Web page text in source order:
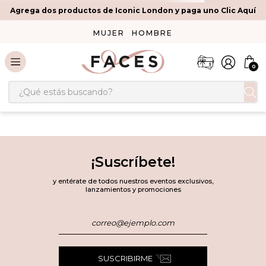
Agrega dos productos de Iconic London y paga uno Clic Aquí
MUJER HOMBRE
0
¿Qué estás buscando?
¡Suscríbete!
y entérate de todos nuestros eventos exclusivos,
lanzamientos y promociones
SUSCRIBIRME